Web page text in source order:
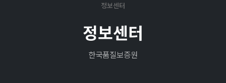
정보센터
한국품질보증원
정보센터